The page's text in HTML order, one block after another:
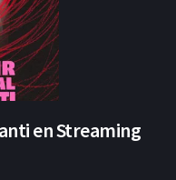
en Streaming